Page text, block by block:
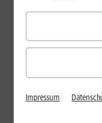
Smartphones mit
je. Der Artikel zeigt
erklärt die
großem Akku und
Mehr erfahren
Impressum